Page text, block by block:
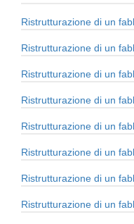
Ristrutturazione di un
Ristrutturazione di un
Ristrutturazione di un
Ristrutturazione di un
Ristrutturazione di un
Ristrutturazione di un
Ristrutturazione di un
Ristrutturazione di un